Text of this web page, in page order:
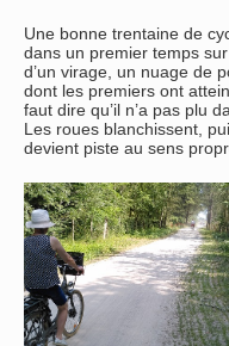
Une bonne trentaine de
dans un premier temps
d’un virage, un nuage de
dont les premiers ont
faut dire qu’il n’a pas plu
Les roues blanchissent,
devient piste au sens